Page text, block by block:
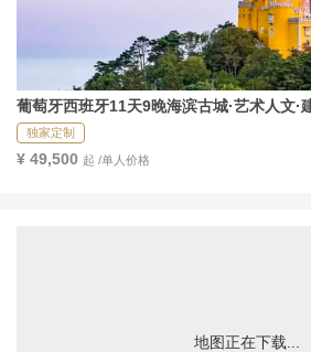
葡萄牙西班牙11天9晚海滨古城·艺术人文·
独家定制
¥ 49,500 起 /单人价格
地图正在下载...